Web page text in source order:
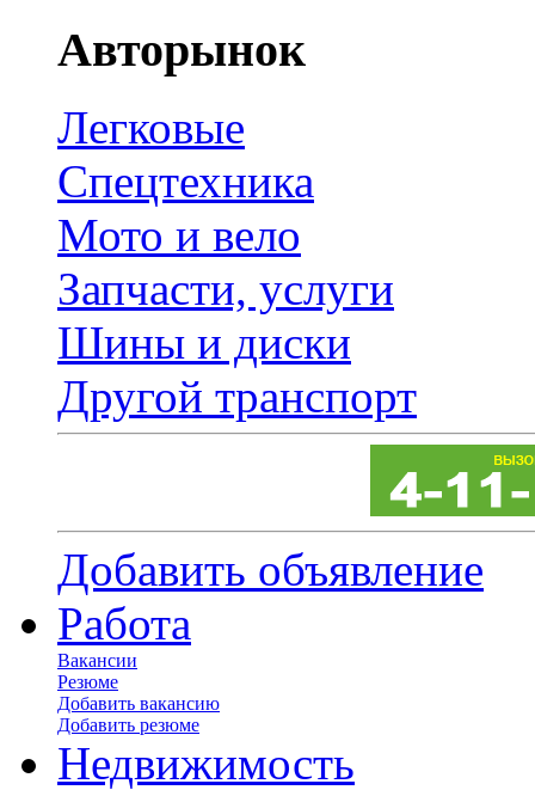
Авторынок
Легковые
Спецтехника
Мото и вело
Запчасти, услуги
Шины и диски
Другой транспорт
Добавить объявление
Работа
Вакансии
Резюме
Добавить вакансию
Добавить резюме
Недвижимость